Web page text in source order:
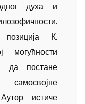
духа и
К.
могућности
да постане
истиче